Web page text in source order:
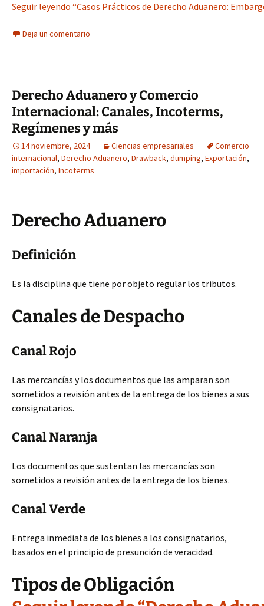
Seguir leyendo “Casos Prácticos de Derecho Aduanero:
Deja un comentario
Derecho Aduanero y Comercio
Internacional: Canales, Incoterms,
Regímenes y más
14 noviembre, 2024 Ciencias empresariales
Comercio
internacional, Derecho Aduanero, Drawback, dumping, Exportación,
importación, Incoterms
Derecho Aduanero
Definición
Es la disciplina que tiene por objeto regular los tributos.
Canales de Despacho
Canal Rojo
Las mercancías y los documentos que las amparan son
sometidos a revisión antes de la entrega de los bienes a sus
consignatarios.
Canal Naranja
Los documentos que sustentan las mercancías son
sometidos a revisión antes de la entrega de los bienes.
Canal Verde
Entrega inmediata de los bienes a los consignatarios,
basados en el principio de presunción de veracidad.
Tipos de Obligación